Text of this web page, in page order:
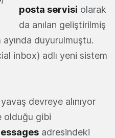
posta servisi olarak
da anılan geliştirilmiş
duyurulmuştu.
inbox) adlı yeni sistem
devreye alınıyor
olduğu gibi
adresindeki